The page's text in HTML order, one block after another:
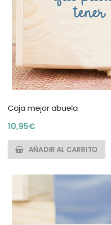
Caja mejor abuela
10,95€
AÑADIR AL CARRITO